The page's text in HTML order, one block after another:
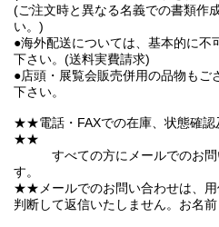
(ご注文時と異なる名義での書類作
い。)
●海外配送については、基本的に不
下さい。(送料実費請求)
●店頭・展覧会販売併用の品物もご
下さい。
★★電話・FAXでの在庫、状態確認
★★
すべての方にメールでのお問
す。
★★メールでのお問い合わせは、用
判断して返信いたしません。お名